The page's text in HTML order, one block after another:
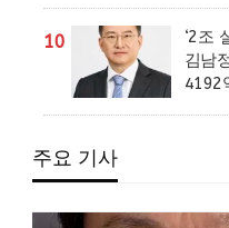
10
‘2조
김남
4192
주요 기사